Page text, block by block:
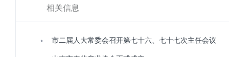
相关信息
市二届人大常委会召开第七十六、七十七次主任会议